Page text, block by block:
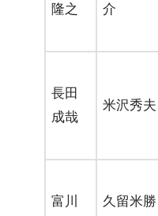
隆之 介
長田
成哉
米沢秀夫
富川
久留米勝